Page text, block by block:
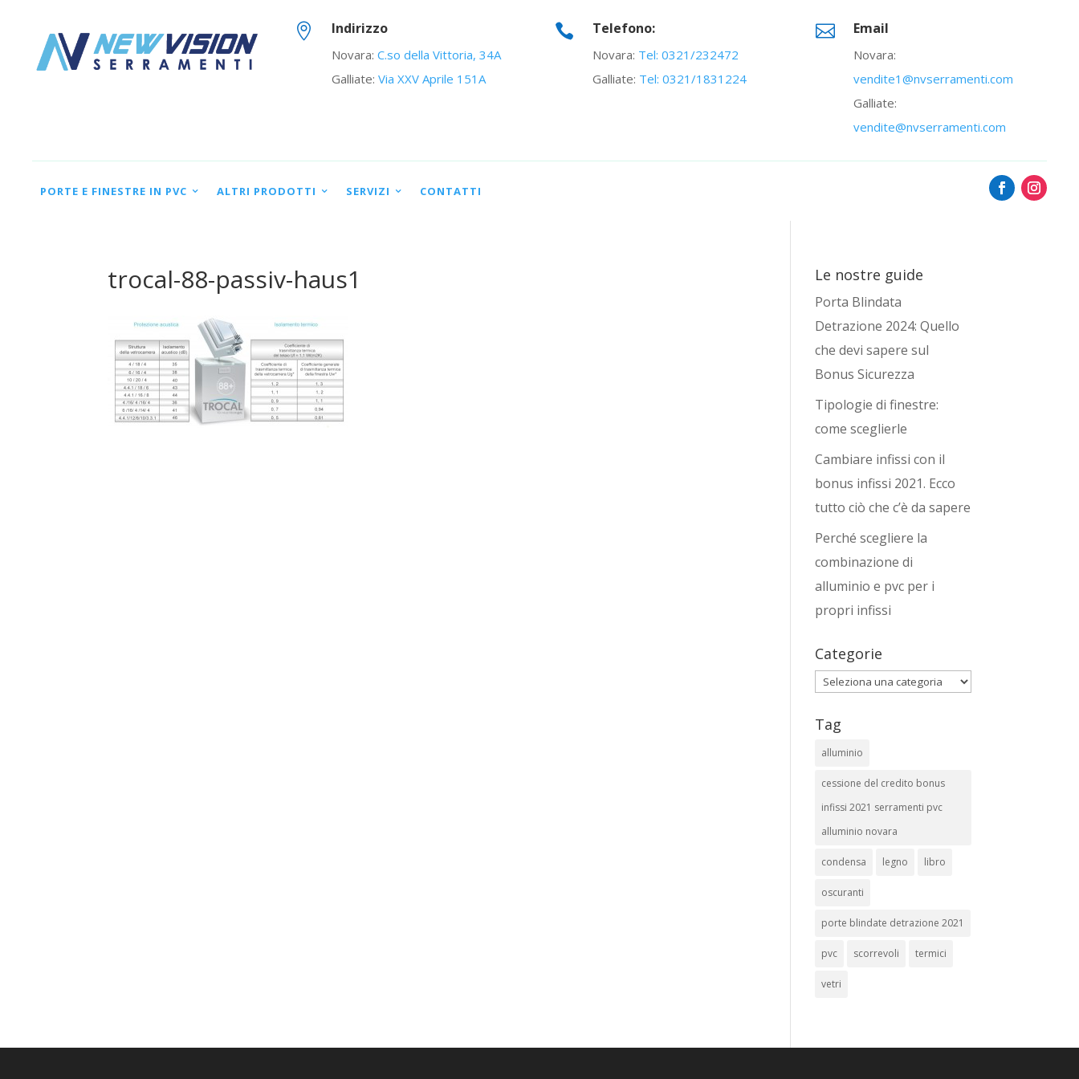
 Indirizzo
Novara: C.so della Vittoria, 34A
Galliate: Via XXV Aprile 151A
 Telefono:
Novara: Tel: 0321/232472
Galliate: Tel: 0321/1831224
 Email
Novara:
vendite1@nvserramenti.com
Galliate:
vendite@nvserramenti.com
PORTE E FINESTRE IN PVC ALTRI PRODOTTI SERVIZI CONTATTI
trocal-88-passiv-haus1 Le nostre guide
Porta Blindata
Detrazione 2024: Quello
che devi sapere sul
Bonus Sicurezza
Tipologie di finestre:
come sceglierle
Cambiare infissi con il
bonus infissi 2021. Ecco
tutto ciò che c’è da sapere
Perché scegliere la
combinazione di
alluminio e pvc per i
propri infissi
Categorie
Categorie
Tag
alluminio
cessione del credito bonus
infissi 2021 serramenti pvc
alluminio novara
condensa legno libro
oscuranti
porte blindate detrazione 2021
pvc scorrevoli termici
vetri